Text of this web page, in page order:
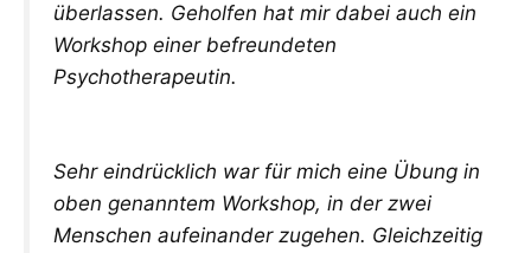
überlassen. Geholfen hat mir dabei auch ein
Workshop einer befreundeten
Psychotherapeutin.
Sehr eindrücklich war für mich eine Übung in
oben genanntem Workshop, in der zwei
Menschen aufeinander zugehen. Gleichzeitig